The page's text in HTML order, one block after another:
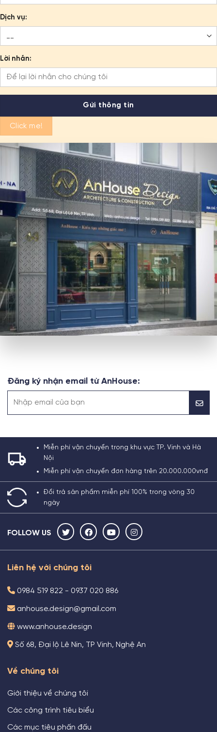
Dịch vụ:
Lời nhắn:
Click me!
Đăng ký nhận email từ AnHouse:
Miễn phí vận chuyển trong khu vực TP. Vinh và Hà
Nội
Miễn phí vận chuyển đơn hàng trên 20.000.000vnđ
Đổi trả sản phẩm miễn phí 100% trong vòng 30
ngày
FOLLOW US
Liên hệ với chúng tôi
0984 519 822 - 0937 020 886
anhouse.design@gmail.com
www.anhouse.design
Số 68, Đại lộ Lê Nin, TP Vinh, Nghệ An
Về chúng tôi
Giới thiệu về chúng tôi
Các công trình tiêu biểu
Các mục tiêu phấn đấu